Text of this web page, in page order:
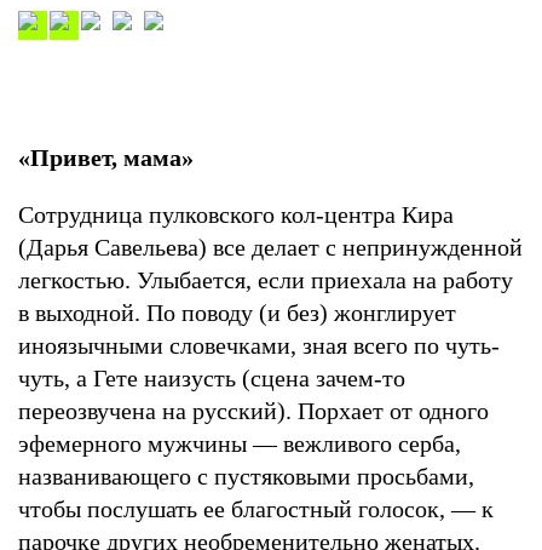
«Привет, мама»
Сотрудница пулковского кол-центра Кира
(Дарья Савельева) все делает с непринужденной
легкостью. Улыбается, если приехала на работу
в выходной. По поводу (и без) жонглирует
иноязычными словечками, зная всего по чуть-
чуть, а Гете наизусть (сцена зачем-то
переозвучена на русский). Порхает от одного
эфемерного мужчины — вежливого серба,
названивающего с пустяковыми просьбами,
чтобы послушать ее благостный голосок, — к
парочке других необременительно женатых.